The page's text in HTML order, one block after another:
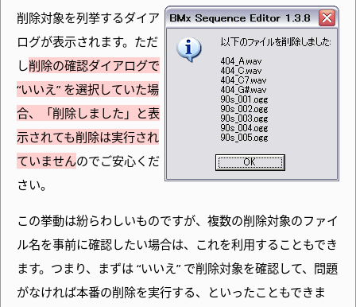
削除対象を列挙するダイア
ログが表示されます。ただ
し削除の確認ダイアログで
“いいえ” を選択していた場
合、
「削除しました」と表
示されても削除は実行され
ていませんのでご安心くだ
さい。
この挙動は紛らわしいものですが、複数の削除対象のファイ
ル名を事前に確認したい場合は、これを利用することもでき
ます。つまり、まずは “いいえ” で削除対象を確認して、問題
がなければ本番の削除を実行する、といったこともできま